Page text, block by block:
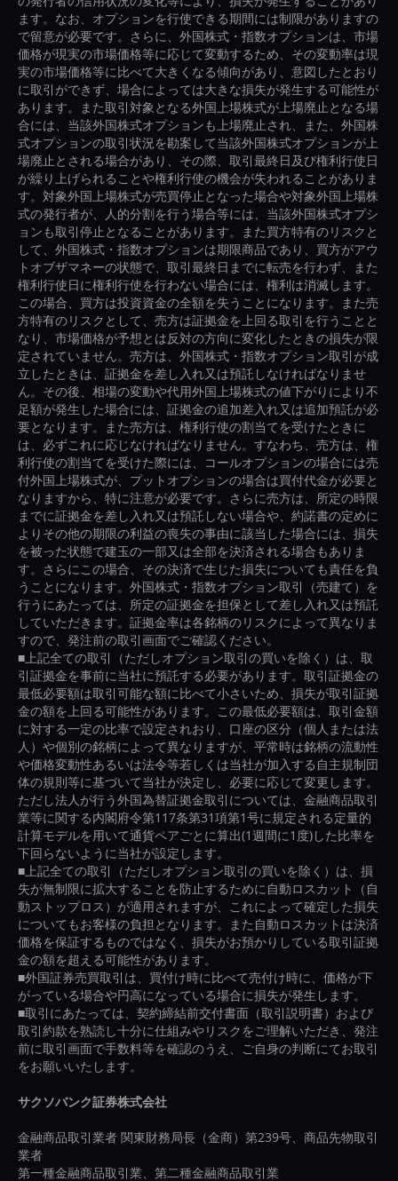
ます。なお、オプションを行使できる期間には制限がありますの
で留意が必要です。さらに、外国株式・指数オプションは、市場
価格が現実の市場価格等に応じて変動するため、その変動率は現
実の市場価格等に比べて大きくなる傾向があり、意図したとおり
に取引ができず、場合によっては大きな損失が発生する可能性が
あります。また取引対象となる外国上場株式が上場廃止となる場
合には、当該外国株式オプションも上場廃止され、また、外国株
式オプションの取引状況を勘案して当該外国株式オプションが上
場廃止とされる場合があり、その際、取引最終日及び権利行使日
が繰り上げられることや権利行使の機会が失われることがありま
す。対象外国上場株式が売買停止となった場合や対象外国上場株
式の発行者が、人的分割を行う場合等には、当該外国株式オプシ
ョンも取引停止となることがあります。また買方特有のリスクと
して、外国株式・指数オプションは期限商品であり、買方がアウ
トオブザマネーの状態で、取引最終日までに転売を行わず、また
権利行使日に権利行使を行わない場合には、権利は消滅します。
この場合、買方は投資資金の全額を失うことになります。また売
方特有のリスクとして、売方は証拠金を上回る取引を行うことと
なり、市場価格が予想とは反対の方向に変化したときの損失が限
定されていません。売方は、外国株式・指数オプション取引が成
立したときは、証拠金を差し入れ又は預託しなければなりませ
ん。その後、相場の変動や代用外国上場株式の値下がりにより不
足額が発生した場合には、証拠金の追加差入れ又は追加預託が必
要となります。また売方は、権利行使の割当てを受けたときに
は、必ずこれに応じなければなりません。すなわち、売方は、権
利行使の割当てを受けた際には、コールオプションの場合には売
付外国上場株式が、プットオプションの場合は買付代金が必要と
なりますから、特に注意が必要です。さらに売方は、所定の時限
までに証拠金を差し入れ又は預託しない場合や、約諾書の定めに
よりその他の期限の利益の喪失の事由に該当した場合には、損失
を被った状態で建玉の一部又は全部を決済される場合もありま
す。さらにこの場合、その決済で生じた損失についても責任を負
うことになります。外国株式・指数オプション取引（売建て）を
行うにあたっては、所定の証拠金を担保として差し入れ又は預託
していただきます。証拠金率は各銘柄のリスクによって異なりま
すので、発注前の取引画面でご確認ください。
■上記全ての取引（ただしオプション取引の買いを除く）は、取
引証拠金を事前に当社に預託する必要があります。取引証拠金の
最低必要額は取引可能な額に比べて小さいため、損失が取引証拠
金の額を上回る可能性があります。この最低必要額は、取引金額
に対する一定の比率で設定されおり、口座の区分（個人または法
人）や個別の銘柄によって異なりますが、平常時は銘柄の流動性
や価格変動性あるいは法令等若しくは当社が加入する自主規制団
体の規則等に基づいて当社が決定し、必要に応じて変更します。
ただし法人が行う外国為替証拠金取引については、金融商品取引
業等に関する内閣府令第117条第31項第1号に規定される定量的
計算モデルを用いて通貨ペアごとに算出(1週間に1度)した比率を
下回らないように当社が設定します。
■上記全ての取引（ただしオプション取引の買いを除く）は、損
失が無制限に拡大することを防止するために自動ロスカット（自
動ストップロス）が適用されますが、これによって確定した損失
についてもお客様の負担となります。また自動ロスカットは決済
価格を保証するものではなく、損失がお預かりしている取引証拠
金の額を超える可能性があります。
■外国証券売買取引は、買付け時に比べて売付け時に、価格が下
がっている場合や円高になっている場合に損失が発生します。
■取引にあたっては、契約締結前交付書面（取引説明書）および
取引約款を熟読し十分に仕組みやリスクをご理解いただき、発注
前に取引画面で手数料等を確認のうえ、ご自身の判断にてお取引
をお願いいたします。
サクソバンク証券株式会社
金融商品取引業者 関東財務局長（金商）第239号、商品先物取引
業者
第一種金融商品取引業、第二種金融商品取引業